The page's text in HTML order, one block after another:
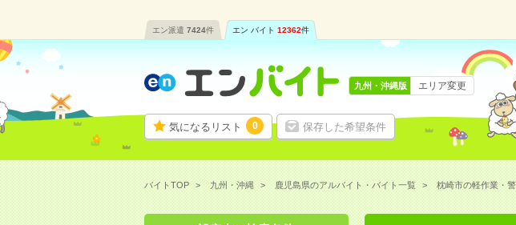
エン派遣 7424件 エン バイト 12362件
気になるリスト 0 保存した希望条件
九州・沖縄版 エリア変更
バイトTOP 九州・沖縄 鹿児島県のアルバイト・バイト一覧 枕崎市の軽作業・